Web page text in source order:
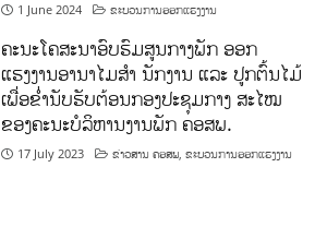
1 June 2024 ຂະບວນການອອກແຮງງານ
ຄະນະໂຄສະນາອົບຮົມສູນກາງພັກ ອອກ
ແຮງງານອານາໄມສໍາ ນັກງານ ແລະ ປູກຕົ້ນໄມ້
ເພື່ອຂໍ່ານັບຮັບຕ້ອນກອງປະຊຸມກາງ ສະໄໝ
ຂອງຄະນະບໍລິຫານງານພັກ ຄອສພ.
17 July 2023 ຂ່າວສານ ຄອສພ,ຂະບວນການອອກແຮງງານ